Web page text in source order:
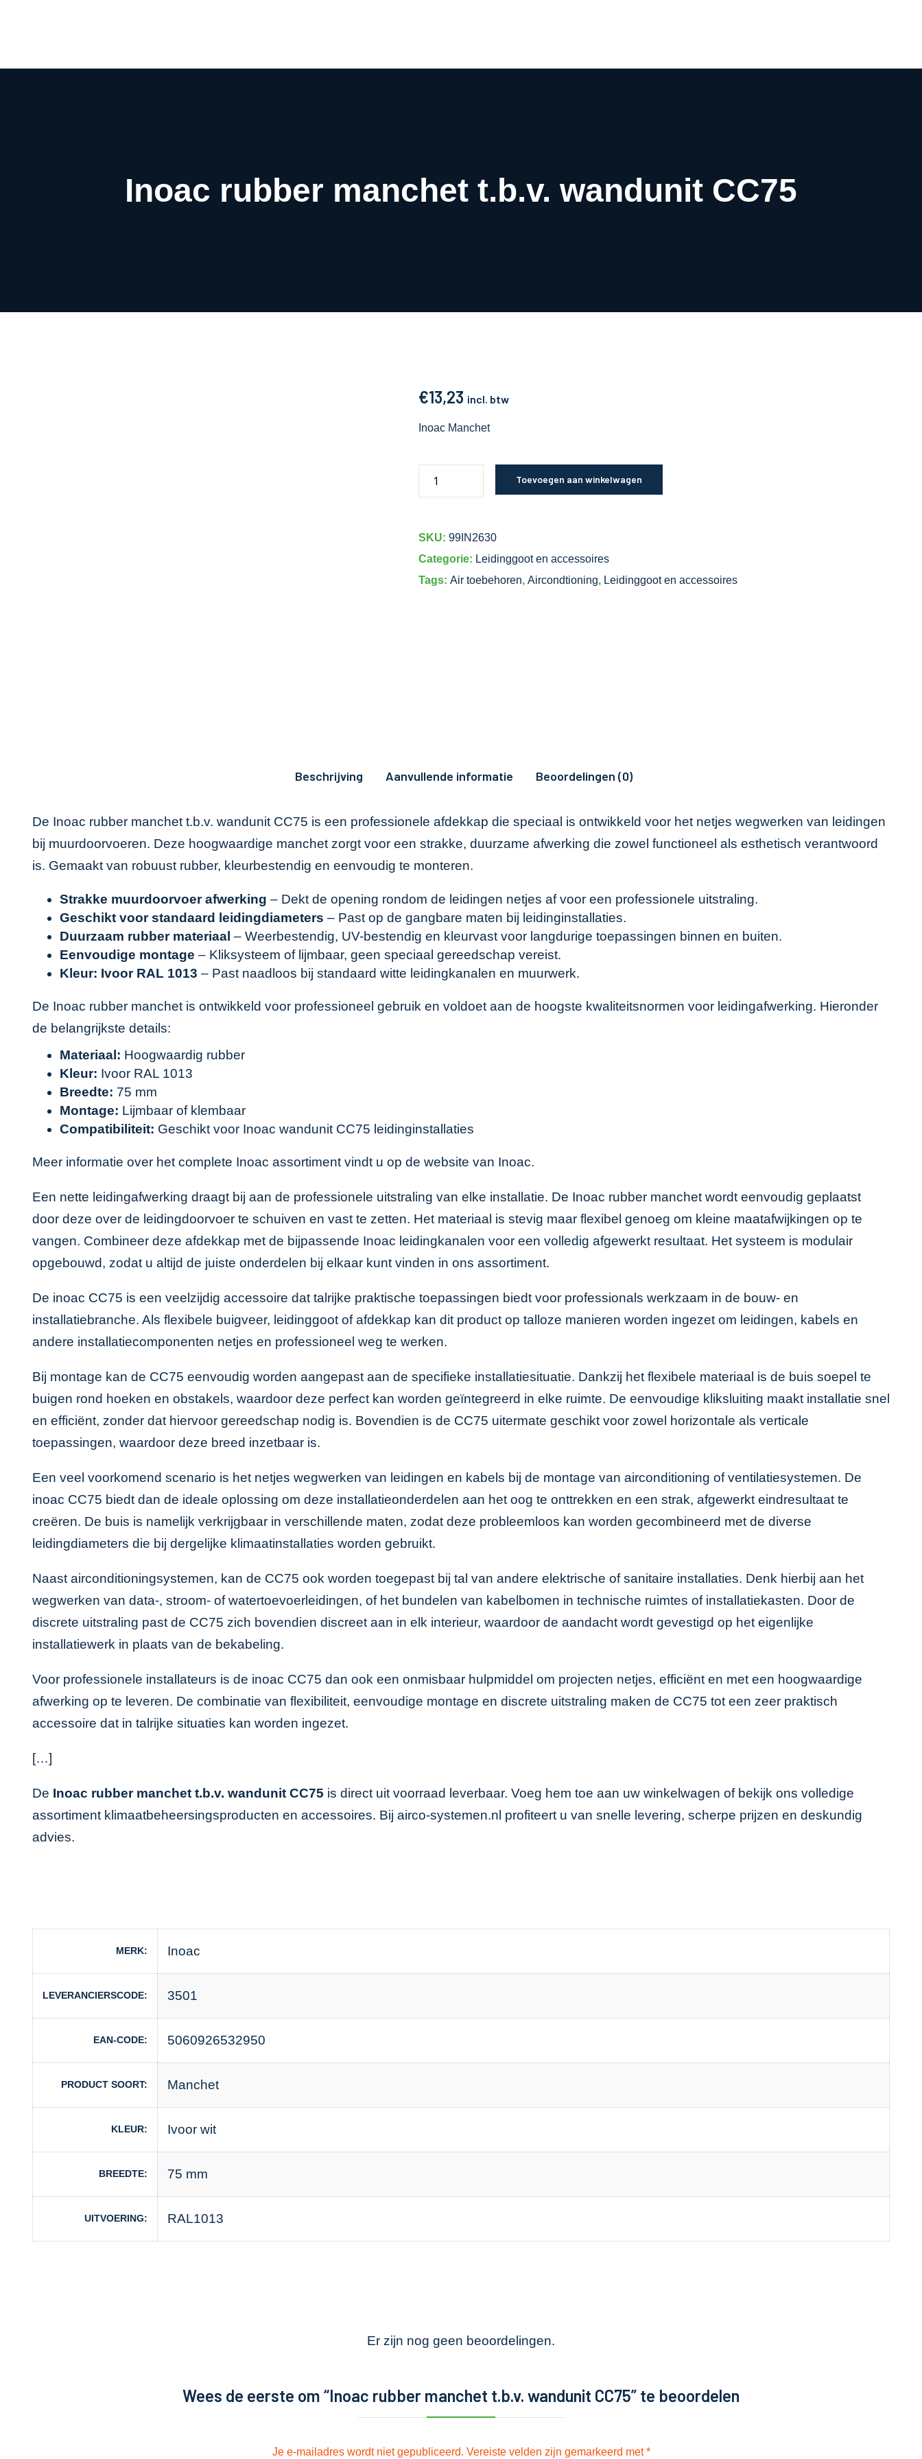
Airco webshop
Inoac rubber manchet t.b.v. wandunit CC75
€13,23 incl. btw
Inoac Manchet
Toevoegen aan winkelwagen
SKU: 99IN2630
Categorie: Leidinggoot en accessoires
Tags: Air toebehoren, Aircondtioning, Leidinggoot en accessoires
Beschrijving Aanvullende informatie Beoordelingen (0)
De Inoac rubber manchet t.b.v. wandunit CC75 is een professionele afdekkap die speciaal is ontwikkeld voor het netjes wegwerken van leidingen
bij muurdoorvoeren. Deze hoogwaardige manchet zorgt voor een strakke, duurzame afwerking die zowel functioneel als esthetisch verantwoord
is. Gemaakt van robuust rubber, kleurbestendig en eenvoudig te monteren.
Strakke muurdoorvoer afwerking – Dekt de opening rondom de leidingen netjes af voor een professionele uitstraling.
Geschikt voor standaard leidingdiameters – Past op de gangbare maten bij leidinginstallaties.
Duurzaam rubber materiaal – Weerbestendig, UV-bestendig en kleurvast voor langdurige toepassingen binnen en buiten.
Eenvoudige montage – Kliksysteem of lijmbaar, geen speciaal gereedschap vereist.
Kleur: Ivoor RAL 1013 – Past naadloos bij standaard witte leidingkanalen en muurwerk.
De Inoac rubber manchet is ontwikkeld voor professioneel gebruik en voldoet aan de hoogste kwaliteitsnormen voor leidingafwerking. Hieronder
de belangrijkste details:
Materiaal: Hoogwaardig rubber
Kleur: Ivoor RAL 1013
Breedte: 75 mm
Montage: Lijmbaar of klembaar
Compatibiliteit: Geschikt voor Inoac wandunit CC75 leidinginstallaties
Meer informatie over het complete Inoac assortiment vindt u op de website van Inoac.
Een nette leidingafwerking draagt bij aan de professionele uitstraling van elke installatie. De Inoac rubber manchet wordt eenvoudig geplaatst
door deze over de leidingdoorvoer te schuiven en vast te zetten. Het materiaal is stevig maar flexibel genoeg om kleine maatafwijkingen op te
vangen. Combineer deze afdekkap met de bijpassende Inoac leidingkanalen voor een volledig afgewerkt resultaat. Het systeem is modulair
opgebouwd, zodat u altijd de juiste onderdelen bij elkaar kunt vinden in ons assortiment.
De inoac CC75 is een veelzijdig accessoire dat talrijke praktische toepassingen biedt voor professionals werkzaam in de bouw- en
installatiebranche. Als flexibele buigveer, leidinggoot of afdekkap kan dit product op talloze manieren worden ingezet om leidingen, kabels en
andere installatiecomponenten netjes en professioneel weg te werken.
Bij montage kan de CC75 eenvoudig worden aangepast aan de specifieke installatiesituatie. Dankzij het flexibele materiaal is de buis soepel te
buigen rond hoeken en obstakels, waardoor deze perfect kan worden geïntegreerd in elke ruimte. De eenvoudige kliksluiting maakt installatie snel
en efficiënt, zonder dat hiervoor gereedschap nodig is. Bovendien is de CC75 uitermate geschikt voor zowel horizontale als verticale
toepassingen, waardoor deze breed inzetbaar is.
Een veel voorkomend scenario is het netjes wegwerken van leidingen en kabels bij de montage van airconditioning of ventilatiesystemen. De
inoac CC75 biedt dan de ideale oplossing om deze installatieonderdelen aan het oog te onttrekken en een strak, afgewerkt eindresultaat te
creëren. De buis is namelijk verkrijgbaar in verschillende maten, zodat deze probleemloos kan worden gecombineerd met de diverse
leidingdiameters die bij dergelijke klimaatinstallaties worden gebruikt.
Naast airconditioningsystemen, kan de CC75 ook worden toegepast bij tal van andere elektrische of sanitaire installaties. Denk hierbij aan het
wegwerken van data-, stroom- of watertoevoerleidingen, of het bundelen van kabelbomen in technische ruimtes of installatiekasten. Door de
discrete uitstraling past de CC75 zich bovendien discreet aan in elk interieur, waardoor de aandacht wordt gevestigd op het eigenlijke
installatiewerk in plaats van de bekabeling.
Voor professionele installateurs is de inoac CC75 dan ook een onmisbaar hulpmiddel om projecten netjes, efficiënt en met een hoogwaardige
afwerking op te leveren. De combinatie van flexibiliteit, eenvoudige montage en discrete uitstraling maken de CC75 tot een zeer praktisch
accessoire dat in talrijke situaties kan worden ingezet.
[…]
De Inoac rubber manchet t.b.v. wandunit CC75 is direct uit voorraad leverbaar. Voeg hem toe aan uw winkelwagen of bekijk ons volledige
assortiment klimaatbeheersingsproducten en accessoires. Bij airco-systemen.nl profiteert u van snelle levering, scherpe prijzen en deskundig
advies.
MERK Inoac
LEVERANCIERSCODE 3501
EAN-CODE 5060926532950
PRODUCT SOORT Manchet
KLEUR Ivoor wit
BREEDTE 75 mm
UITVOERING RAL1013
Er zijn nog geen beoordelingen.
Wees de eerste om “Inoac rubber manchet t.b.v. wandunit CC75” te beoordelen
Je e-mailadres wordt niet gepubliceerd. Vereiste velden zijn gemarkeerd met*